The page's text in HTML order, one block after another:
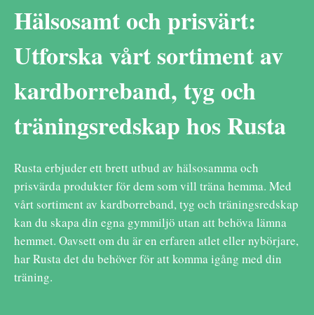
Hälsosamt och prisvärt:
Utforska vårt sortiment av
kardborreband, tyg och
träningsredskap hos Rusta
Rusta erbjuder ett brett utbud av hälsosamma och
prisvärda produkter för dem som vill träna hemma. Med
vårt sortiment av kardborreband, tyg och träningsredskap
kan du skapa din egna gymmiljö utan att behöva lämna
hemmet. Oavsett om du är en erfaren atlet eller nybörjare,
har Rusta det du behöver för att komma igång med din
träning.